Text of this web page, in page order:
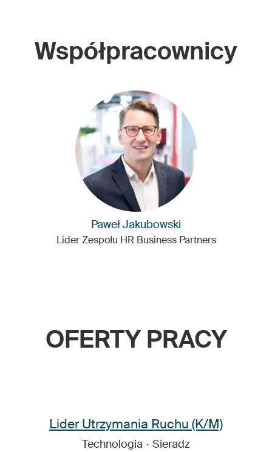
Współpracownicy
Paweł Jakubowski
Lider Zespołu HR Business Partners
OFERTY PRACY
Lider Utrzymania Ruchu (K/M)
Technologia · Sieradz